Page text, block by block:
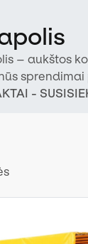
– aukštos
patikimumą.
-